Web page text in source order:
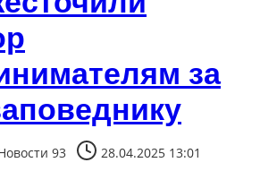
за
93 28.04.2025 13:01